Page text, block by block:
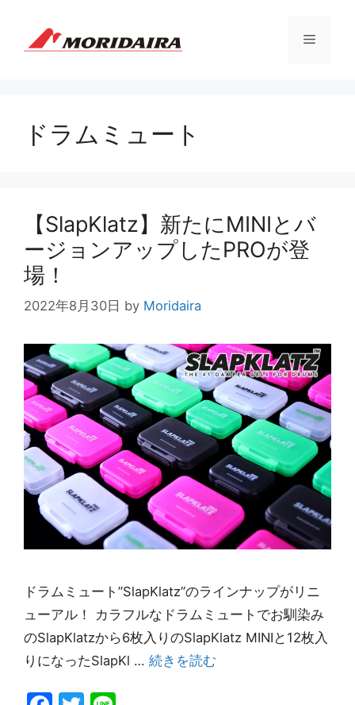
メ
ドラムミュート
【SlapKlatz】新たにMINIとバ
ージョンアップしたPROが登
場！
2022年8月30日 by Moridaira
ドラムミュート”SlapKlatz”のラインナップがリニ
ューアル！ カラフルなドラムミュートでお馴染み
のSlapKlatzから6枚入りのSlapKlatz MINIと12枚入
りになったSlapKl … 続きを読む